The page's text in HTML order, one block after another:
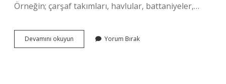
Örneğin; çarşaf takımları, havlular, battaniyeler,…
Devamını okuyun
Ev
Yorum Bırak